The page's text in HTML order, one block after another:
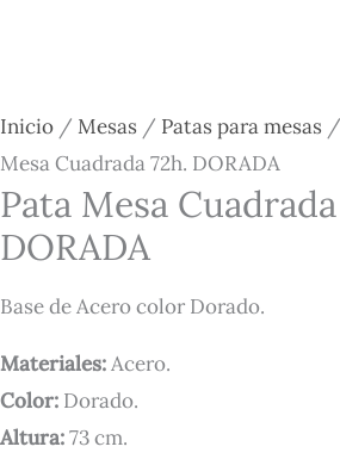
Inicio / Mesas / Patas para mesas /
Mesa Cuadrada 72h. DORADA
Pata Mesa
DORADA
Base de Acero color Dorado.
Materiales:Acero.
Color: Dorado.
Altura:73 cm.